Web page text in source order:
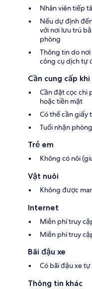
Nhân viên tiếp
Nếu dự định
với nơi lưu trú
phòng
Thông tin do
công cụ dịch tự
Cần cung cấp
Cần đặt cọc chi
hoặc tiền mặt
Có thể cần giấy
Tuổi nhận
Trẻ em
Không có nôi
Vật nuôi
Không được
Internet
Miễn phí truy
Miễn phí truy
Bãi đậu xe
Có bãi đậu xe
Thông tin khác